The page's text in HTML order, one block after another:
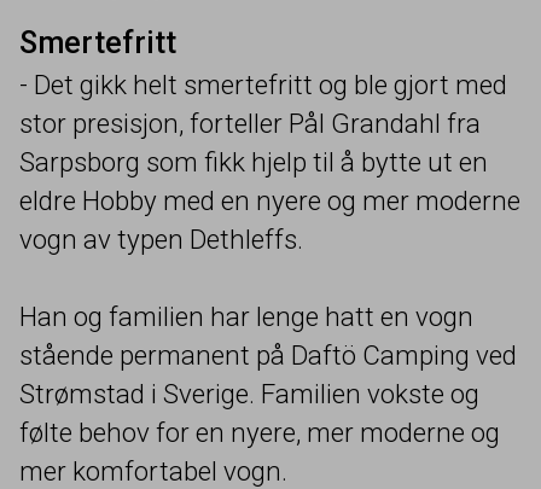
Smertefritt
- Det gikk helt smertefritt og ble gjort med
stor presisjon, forteller Pål Grandahl fra
Sarpsborg som fikk hjelp til å bytte ut en
eldre Hobby med en nyere og mer moderne
vogn av typen Dethleffs.
Han og familien har lenge hatt en vogn
stående permanent på Daftö Camping ved
Strømstad i Sverige. Familien vokste og
følte behov for en nyere, mer moderne og
mer komfortabel vogn.